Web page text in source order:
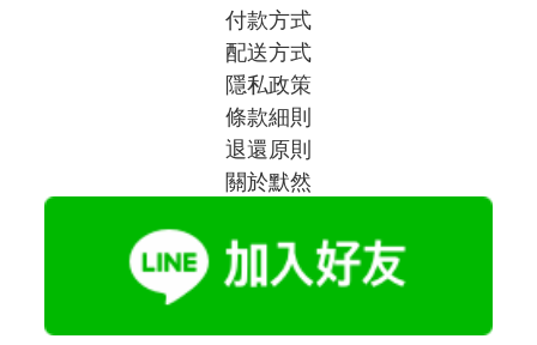
付款方式
配送方式
隱私政策
條款細則
退還原則
關於默然